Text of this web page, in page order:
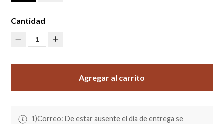
Cantidad
1
Agregar al carrito
1)Correo: De estar ausente el día de entrega se